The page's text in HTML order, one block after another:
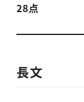
28点
長文